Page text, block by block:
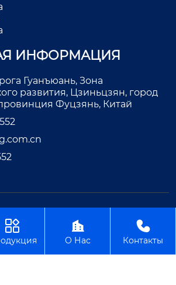
ИНФОРМАЦИЯ
Гуанъюань, Зона
развития, Цзиньцзян, город
Фуцзянь, Китай
 
О Нас

Контакты